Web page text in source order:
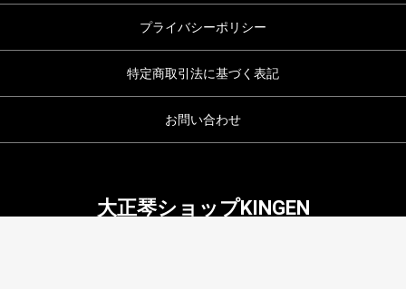
プライバシーポリシー
特定商取引法に基づく表記
お問い合わせ
大正琴ショップKINGEN